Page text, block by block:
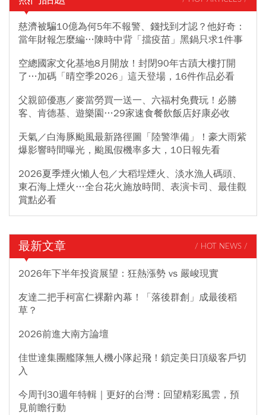
慈濟被騙10億為何5年不報警、錢找到才認？他好奇：
當年財報怎麼編…陳時中背「擋疫苗」黑鍋只求1件事
空總國家文化基地8月開放！封閉90年古蹟大樓打開
了…加碼「晴空季2026」這天登場，16件作品必看
父親節優惠／麥當勞買一送一、六福村免費玩！必勝
客、肯德基、遊樂園…29家速食餐飲飯店好康必收
天氣／白海豚颱風最新路徑圖「陸警準備」！豪大雨紫
爆影響時間曝光，颱風假機率多大，10日報先看
2026夏季煙火懶人包／大稻埕煙火、淡水漁人碼頭、
東石海上煙火…全台花火施放時間、表演卡司、最佳觀
賞點必看
最新文章 / HOT NEWS /
2026年下半年投資展望：狂熱漲勢 vs 嚴峻現實
友達二把手柯富仁裸辭內幕！「落後群創」成最後稻
草？
2026前進大南方論壇
佳世達集團艦隊無人機小隊起飛！鎖定美日頂級客戶切
入
今周刊30週年特輯｜更好的台灣：回望精彩風雲，預
見前瞻行動